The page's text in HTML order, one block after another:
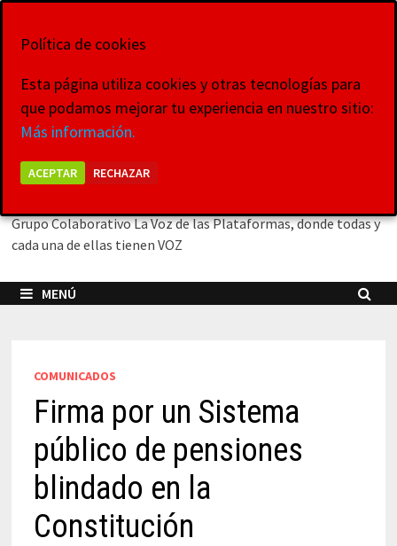
La Voz de las
Plataformas
Grupo Colaborativo La Voz de las Plataformas, donde todas y
cada una de ellas tienen VOZ
MENÚ
COMUNICADOS
Firma por un Sistema
público de pensiones
blindado en la
Constitución
Política de cookies
Esta página utiliza cookies y otras tecnologías para
que podamos mejorar tu experiencia en nuestro sitio:
Más información.
ACEPTAR RECHAZAR